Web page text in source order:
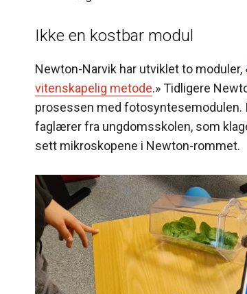
Ikke en kostbar modul
Newton-Narvik har utviklet to moduler,
vitenskapelig metode.» Tidligere
prosessen med fotosyntesemodulen.
faglærer fra ungdomsskolen, som
sett mikroskopene i Newton-rommet.